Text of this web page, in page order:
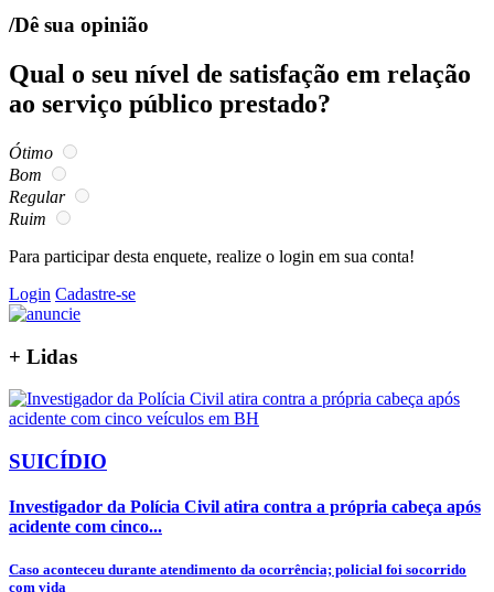
/Dê sua opinião
Qual o seu nível de satisfação em relação
ao serviço público prestado?
Ótimo
Bom
Regular
Ruim
Para participar desta enquete, realize o login em sua conta!
Login Cadastre-se
+ Lidas
SUICÍDIO
Investigador da Polícia Civil atira contra a própria cabeça após
acidente com cinco...
Caso aconteceu durante atendimento da ocorrência; policial foi socorrido
com vida